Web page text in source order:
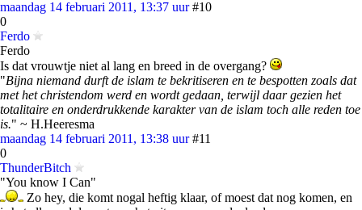
maandag 14 februari 2011, 13:37 uur #10
0
Ferdo
Ferdo
Is dat vrouwtje niet al lang en breed in de overgang?
"Bijna niemand durft de islam te bekritiseren en te bespotten zoals dat
met het christendom werd en wordt gedaan, terwijl daar gezien het
totalitaire en onderdrukkende karakter van de islam toch alle reden toe
is." ~ H.Heeresma
maandag 14 februari 2011, 13:38 uur #11
0
ThunderBitch
"You know I Can"
Zo hey, die komt nogal heftig klaar, of moest dat nog komen, en